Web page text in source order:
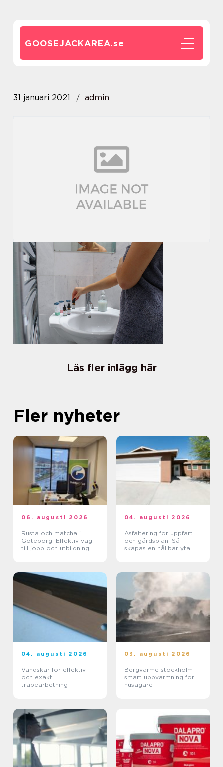
GOOSEJACKAREA.se
31 januari 2021 admin
Läs fler inlägg här
Fler nyheter
06. augusti 2026
Rusta och matcha i
Göteborg: Effektiv väg
till jobb och utbildning
04. augusti 2026
Asfaltering för uppfart
och gårdsplan: Så
skapas en hållbar yta
04. augusti 2026
Vändskär för effektiv
och exakt
träbearbetning
03. augusti 2026
Bergvärme stockholm
smart uppvärmning för
husägare